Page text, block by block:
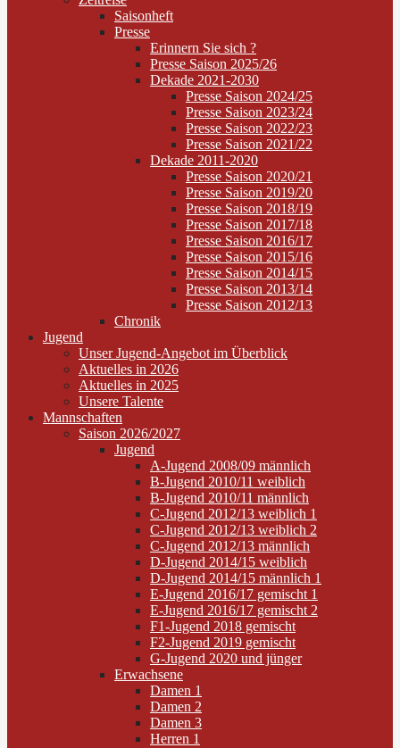
Saisonheft
Presse
Erinnern Sie sich ?
Presse Saison 2025/26
Dekade 2021-2030
Presse Saison 2024/25
Presse Saison 2023/24
Presse Saison 2022/23
Presse Saison 2021/22
Dekade 2011-2020
Presse Saison 2020/21
Presse Saison 2019/20
Presse Saison 2018/19
Presse Saison 2017/18
Presse Saison 2016/17
Presse Saison 2015/16
Presse Saison 2014/15
Presse Saison 2013/14
Presse Saison 2012/13
Chronik
Jugend
Unser Jugend-Angebot im Überblick
Aktuelles in 2026
Aktuelles in 2025
Unsere Talente
Mannschaften
Saison 2026/2027
Jugend
A-Jugend 2008/09 männlich
B-Jugend 2010/11 weiblich
B-Jugend 2010/11 männlich
C-Jugend 2012/13 weiblich 1
C-Jugend 2012/13 weiblich 2
C-Jugend 2012/13 männlich
D-Jugend 2014/15 weiblich
D-Jugend 2014/15 männlich 1
E-Jugend 2016/17 gemischt 1
E-Jugend 2016/17 gemischt 2
F1-Jugend 2018 gemischt
F2-Jugend 2019 gemischt
G-Jugend 2020 und jünger
Erwachsene
Damen 1
Damen 2
Damen 3
Herren 1